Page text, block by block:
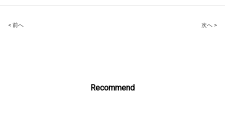
Post
< 前へ 次へ >
Recommend